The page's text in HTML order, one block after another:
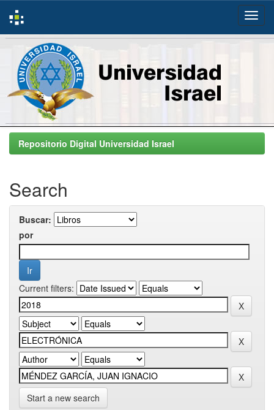
Skip
navigationRepositorio Digital Universidad Israel
Search
Buscar:
por
Current filters:
Start a new search